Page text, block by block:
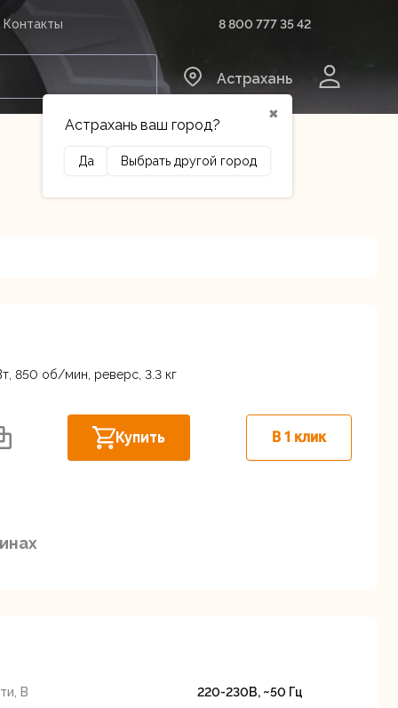
Контакты 8 800 777 35 42
Астрахань
✖
Астрахань ваш город?
Да Выбрать другой город
850 об/мин, реверс, 3.3 кг
Купить В 1 клик
лит.Б
В
220-230В, ~50 Гц
Забыли пароль?